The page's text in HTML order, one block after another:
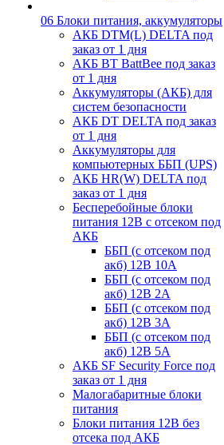
06 Блоки питания, аккумуляторы
АКБ DTM(L) DELTA под
заказ от 1 дня
АКБ BT BattBee под заказ
от 1 дня
Аккумуляторы (АКБ) для
систем безопасности
АКБ DT DELTA под заказ
от 1 дня
Аккумуляторы для
компьютерных ББП (UPS)
АКБ HR(W) DELTA под
заказ от 1 дня
Бесперебойные блоки
питания 12В с отсеком под
АКБ
ББП (с отсеком под
акб) 12В 10А
ББП (с отсеком под
акб) 12В 2А
ББП (с отсеком под
акб) 12В 3А
ББП (с отсеком под
акб) 12В 5А
АКБ SF Security Force под
заказ от 1 дня
Малогабаритные блоки
питания
Блоки питания 12В без
отсека под АКБ